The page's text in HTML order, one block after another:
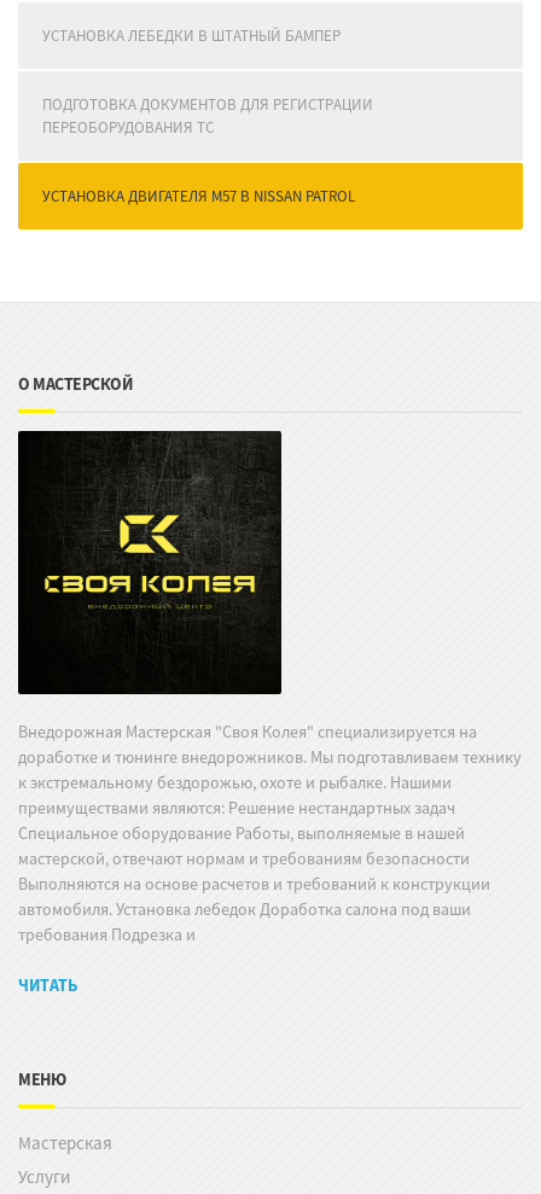
УСТАНОВКА ЛЕБЕДКИ В ШТАТНЫЙ БАМПЕР
ПОДГОТОВКА ДОКУМЕНТОВ ДЛЯ РЕГИСТРАЦИИ
ПЕРЕОБОРУДОВАНИЯ ТС
УСТАНОВКА ДВИГАТЕЛЯ M57 В NISSAN PATROL
О МАСТЕРСКОЙ
Внедорожная Мастерская "Своя Колея" специализируется на
доработке и тюнинге внедорожников. Мы подготавливаем технику
к экстремальному бездорожью, охоте и рыбалке. Нашими
преимуществами являются: Решение нестандартных задач
Специальное оборудование Работы, выполняемые в нашей
мастерской, отвечают нормам и требованиям безопасности
Выполняются на основе расчетов и требований к конструкции
автомобиля. Установка лебедок Доработка салона под ваши
требования Подрезка и
ЧИТАТЬ
МЕНЮ
Мастерская
Услуги